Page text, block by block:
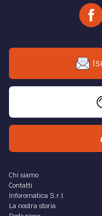
Chi siamo
Contatti
Inforomatica S.r.l.
La nostra storia